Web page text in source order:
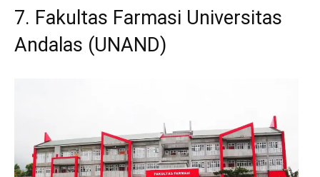
7. Fakultas Farmasi Universitas
Andalas (UNAND)